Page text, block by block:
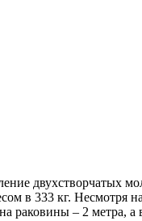
двухстворчатых
333 кг. Несмотря
раковины – 2 метра, а